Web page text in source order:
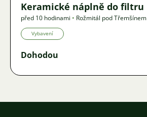
Keramické náplně do filtru
před 10 hodinami • Rožmitál pod Třemšínem
Vybavení
Dohodou